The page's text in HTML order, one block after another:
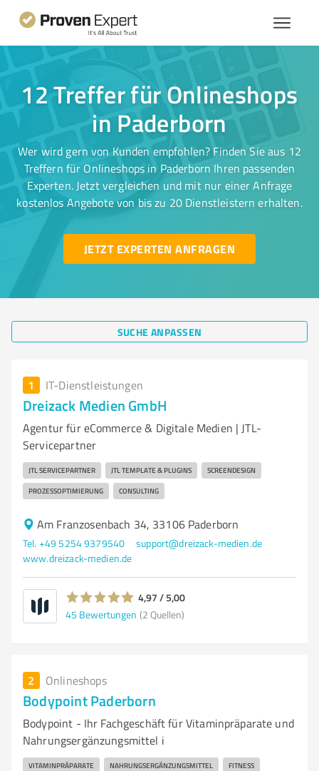
12 Treffer für Onlineshops
in Paderborn
Wer wird gern von Kunden empfohlen? Finden Sie aus 12
Treffern für Onlineshops in Paderborn Ihren passenden
Experten. Jetzt vergleichen und mit nur einer Anfrage
kostenlos Angebote von bis zu 20 Dienstleistern erhalten.
JETZT EXPERTEN ANFRAGEN
SUCHE ANPASSEN
1 IT-Dienstleistungen
Dreizack Medien GmbH
Agentur für eCommerce & Digitale Medien | JTL-
Servicepartner
JTL SERVICEPARTNER JTL TEMPLATE & PLUGINS SCREENDESIGN
PROZESSOPTIMIERUNG CONSULTING
Am Franzosenbach 34, 33106 Paderborn
Tel. +49 5254 9379540
support@dreizack-medien.de
www.dreizack-medien.de
4,97 / 5,00
45 Bewertungen (2 Quellen)
2 Onlineshops
Bodypoint Paderborn
Bodypoint - Ihr Fachgeschäft für Vitaminpräparate und
Nahrungsergänzungsmittel i
VITAMINPRÄPARATE NAHRUNGSERGÄNZUNGSMITTEL FITNESS